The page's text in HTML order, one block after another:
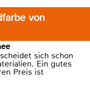
von
sich schon
Ein gutes
Preis ist